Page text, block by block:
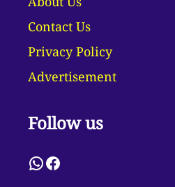
Contact Us
Privacy Policy
Advertisement
Follow us
WhatsApp
Facebook